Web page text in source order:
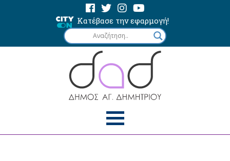
Κατέβασε την εφαρμογή!